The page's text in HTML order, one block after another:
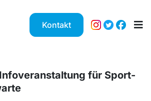
Kontakt
für Sport-